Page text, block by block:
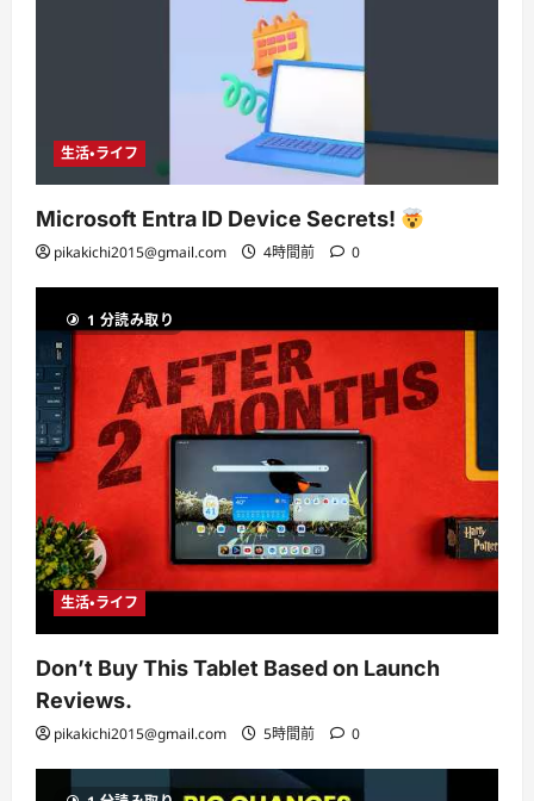
生活・ライフ
Microsoft Entra ID Device Secrets!
pikakichi2015@gmail.com 4時間前 0
1 分読み取り
生活・ライフ
Don’t Buy This Tablet Based on Launch
Reviews.
pikakichi2015@gmail.com 5時間前 0